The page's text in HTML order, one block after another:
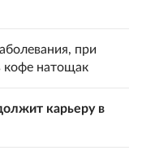
при
кофе натощак
карьеру в